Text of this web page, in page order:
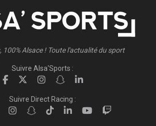
100% Alsace ! Toute l'actualité du sport
Suivre Alsa'Sports :
Suivre Direct Racing :